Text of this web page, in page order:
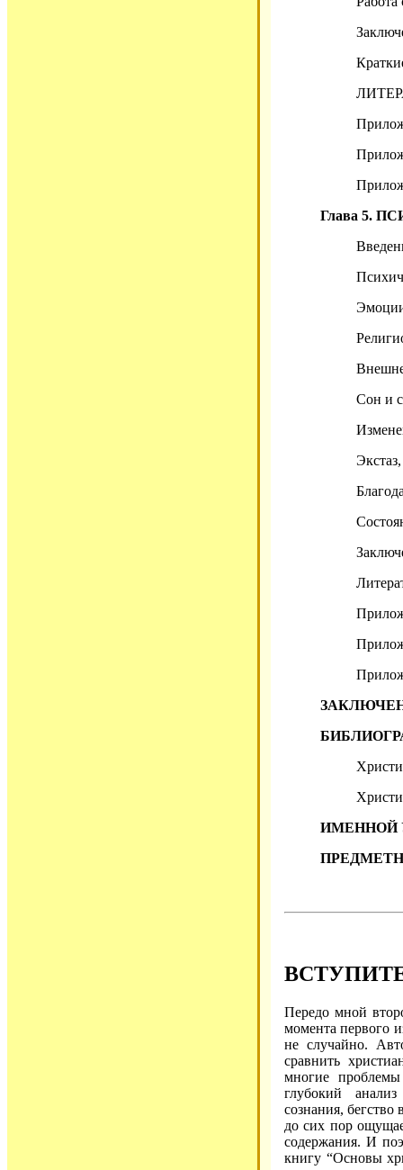
Глава 5.
Сон и
ИМЕННОЙ
Передо мной
момента первого
не случайно.
сравнить
многие
глубокий
сознания,
до сих пор
содержания. И
книгу “Основы